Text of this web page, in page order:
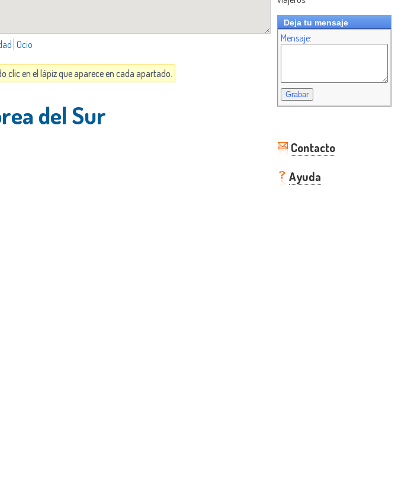
Ocio
clic en el lápiz que aparece en cada apartado.
del Sur
Deja tu mensaje
Mensaje:
Contacto
Ayuda